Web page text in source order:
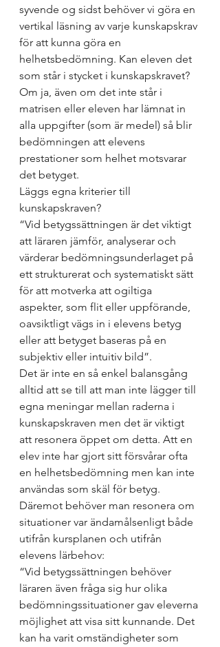
syvende og sidst behöver vi göra en
vertikal läsning av varje kunskapskrav
för att kunna göra en
helhetsbedömning. Kan eleven det
som står i stycket i kunskapskravet?
Om ja, även om det inte står i
matrisen eller eleven har lämnat in
alla uppgifter (som är medel) så blir
bedömningen att elevens
prestationer som helhet motsvarar
det betyget.
Läggs egna kriterier till
kunskapskraven?
“Vid betygssättningen är det viktigt
att läraren jämför, analyserar och
värderar bedömningsunderlaget på
ett strukturerat och systematiskt sätt
för att motverka att ogiltiga
aspekter, som flit eller uppförande,
oavsiktligt vägs in i elevens betyg
eller att betyget baseras på en
subjektiv eller intuitiv bild”.
Det är inte en så enkel balansgång
alltid att se till att man inte lägger till
egna meningar mellan raderna i
kunskapskraven men det är viktigt
att resonera öppet om detta. Att en
elev inte har gjort sitt försvårar ofta
en helhetsbedömning men kan inte
användas som skäl för betyg.
Däremot behöver man resonera om
situationer var ändamålsenligt både
utifrån kursplanen och utifrån
elevens lärbehov:
“Vid betygssättningen behöver
läraren även fråga sig hur olika
bedömningssituationer gav eleverna
möjlighet att visa sitt kunnande. Det
kan ha varit omständigheter som